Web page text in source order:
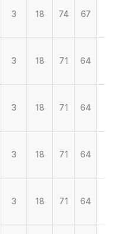
3 18 74 67
3 18 71 64
3 18 71 64
3 18 71 64
3 18 71 64